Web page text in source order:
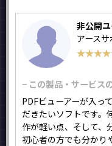
非公開
アース
− この製品・サービス
PDFビューアーが入っ
だきたいソフトです。
作が軽い点、そして、
初心者の方でも分かり